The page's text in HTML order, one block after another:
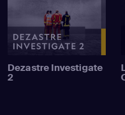
Dezastre Investigate
2